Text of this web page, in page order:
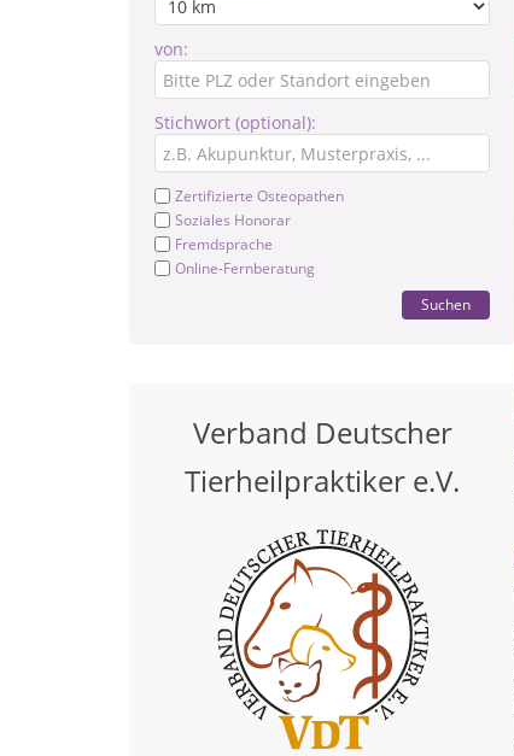
von:
Stichwort (optional):
Zertifizierte Osteopathen
Soziales Honorar
Fremdsprache
Online-Fernberatung
Suchen
Verband Deutscher
Tierheilpraktiker e.V.